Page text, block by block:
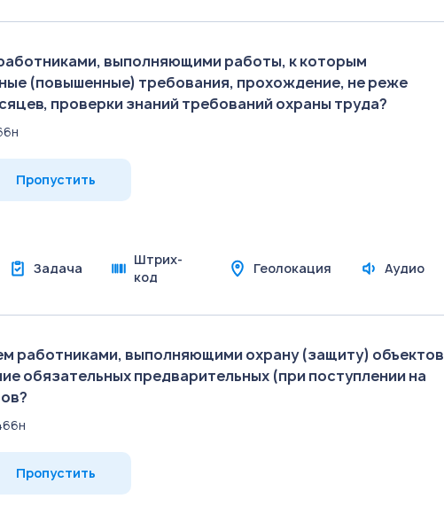
выполняющими работы, к которым
(повышенные) требования, прохождение, не реже
проверки знаний требований охраны труда?
Пропустить
Задача
Штрих-
код
Геолокация Аудио
работниками, выполняющими охрану (защиту) объектов
обязательных предварительных (при поступлении на
Пропустить